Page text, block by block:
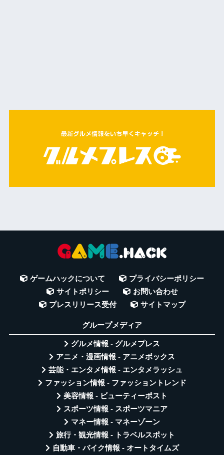
ゲームハックについて
プライバシーポリシー
サイトポリシー
お問い合わせ
プレスリリース受付
サイトマップ
グループメディア
グルメ情報 - グルメプレス
アニメ・漫画情報 - アニメボックス
芸能・エンタメ情報 - エンタメラッシュ
ファッション情報 - ファッショントレンド
美容情報 - ビューティーポスト
スポーツ情報 - スポーツマニア
マネー情報 - マネーゾーン
旅行・観光情報 - トラベルスポット
自動車・バイク情報 - オートタイムズ